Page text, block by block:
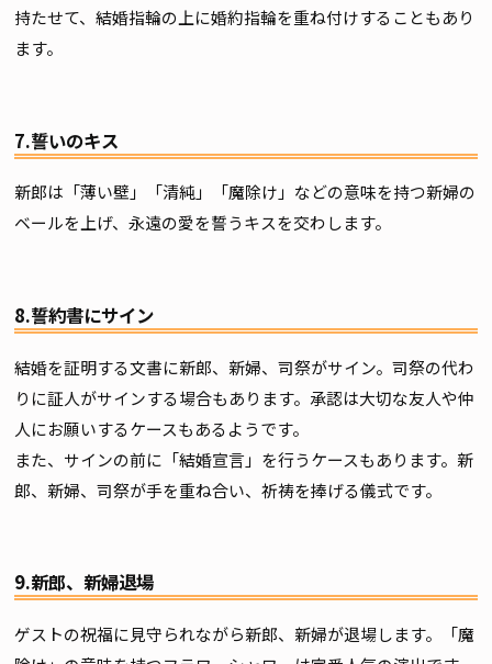
持たせて、結婚指輪の上に婚約指輪を重ね付けすることもあり
ます。
7.誓いのキス
新郎は「薄い壁」「清純」「魔除け」などの意味を持つ新婦の
ベールを上げ、永遠の愛を誓うキスを交わします。
8.誓約書にサイン
結婚を証明する文書に新郎、新婦、司祭がサイン。司祭の代わ
りに証人がサインする場合もあります。承認は大切な友人や仲
人にお願いするケースもあるようです。
また、サインの前に「結婚宣言」を行うケースもあります。新
郎、新婦、司祭が手を重ね合い、祈祷を捧げる儀式です。
9.新郎、新婦退場
ゲストの祝福に見守られながら新郎、新婦が退場します。「魔